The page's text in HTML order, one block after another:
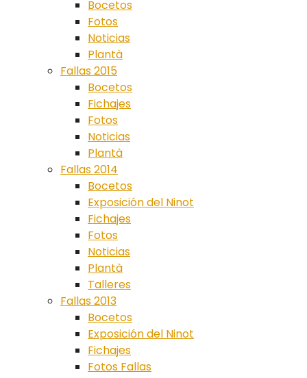
Bocetos
Fotos
Noticias
Plantà
Fallas 2015
Bocetos
Fichajes
Fotos
Noticias
Plantà
Fallas 2014
Bocetos
Exposición del Ninot
Fichajes
Fotos
Noticias
Plantà
Talleres
Fallas 2013
Bocetos
Exposición del Ninot
Fichajes
Fotos Fallas